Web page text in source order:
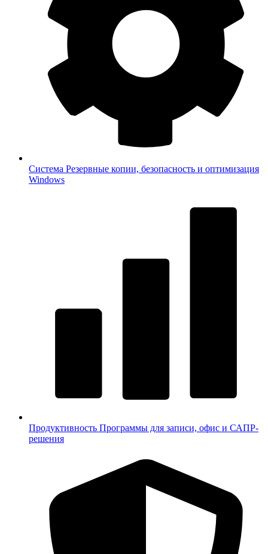
Система Резервные копии, безопасность и оптимизация
Windows
Продуктивность Программы для записи, офис и САПР-
решения